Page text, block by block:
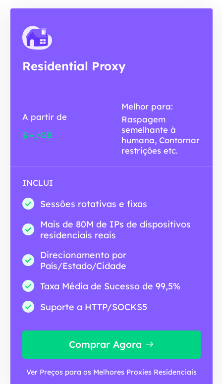
Residential Proxy
A partir de
$- /GB
Melhor para:
Raspagem
semelhante à
humana, Contornar
restrições etc.
INCLUI
Sessões rotativas e fixas
Mais de 80M de IPs de dispositivos
residenciais reais
Direcionamento por
País/Estado/Cidade
Taxa Média de Sucesso de 99,5%
Suporte a HTTP/SOCKS5
Comprar Agora
Ver Preços para os Melhores Proxies Residenciais